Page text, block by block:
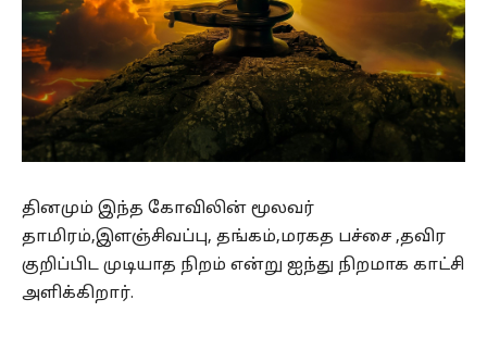
தினமும் இந்த கோவிலின் மூலவர்
தாமிரம்,இளஞ்சிவப்பு, தங்கம்,மரகத பச்சை ,தவிர
குறிப்பிட முடியாத நிறம் என்று ஐந்து நிறமாக காட்சி
அளிக்கிறார்.